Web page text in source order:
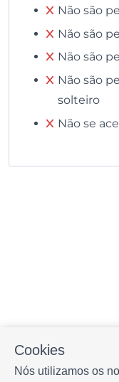
Cookies
Nós utilizamos os
Não são
Não são
Não são
Não são
solteiro
Não se